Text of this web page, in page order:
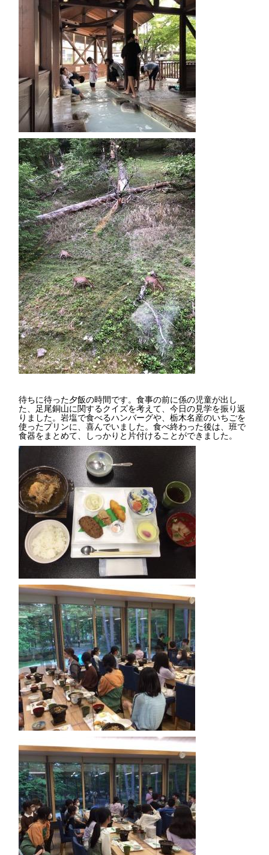
待ちに待った夕飯の時間です。食事の前に係の児童が出し
た、足尾銅山に関するクイズを考えて、今日の見学を振り返
りました。岩塩で食べるハンバーグや、栃木名産のいちごを
使ったプリンに、喜んでいました。食べ終わった後は、班で
食器をまとめて、しっかりと片付けることができました。